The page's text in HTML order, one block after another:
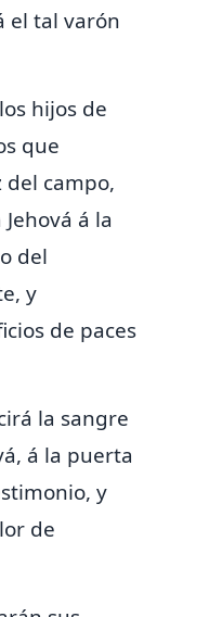
el tal varón
hijos de
que
del campo,
á la
del
y
de paces
la sangre
á la puerta
y
de